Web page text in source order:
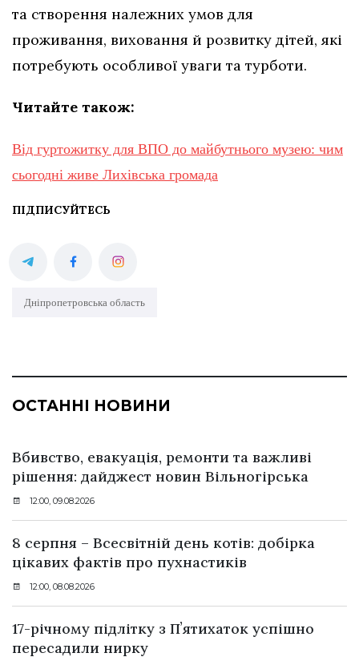
та створення належних умов для
проживання, виховання й розвитку дітей, які
потребують особливої уваги та турботи.
Читайте також:
Від гуртожитку для ВПО до майбутнього музею: чим
сьогодні живе Лихівська громада
ПІДПИСУЙТЕСЬ
Дніпропетровська область
ОСТАННІ НОВИНИ
Вбивство, евакуація, ремонти та важливі
рішення: дайджест новин Вільногірська
12:00, 09.08.2026
8 серпня – Всесвітній день котів: добірка
цікавих фактів про пухнастиків
12:00, 08.08.2026
17-річному підлітку з Пʼятихаток успішно
пересадили нирку